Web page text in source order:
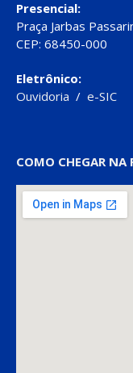
Presencial:
Praça Jarbas
CEP: 68450-000
Eletrônico:
Ouvidoria / e-SIC
COMO CHEGAR NA